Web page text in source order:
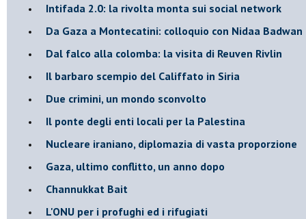
Intifada 2.0: la rivolta monta sui social network
Da Gaza a Montecatini: colloquio con Nidaa Badwan
Dal falco alla colomba: la visita di Reuven Rivlin
Il barbaro scempio del Califfato in Siria
Due crimini, un mondo sconvolto
Il ponte degli enti locali per la Palestina
Nucleare iraniano, diplomazia di vasta proporzione
Gaza, ultimo conflitto, un anno dopo
Channukkat Bait
L'ONU per i profughi ed i rifugiati